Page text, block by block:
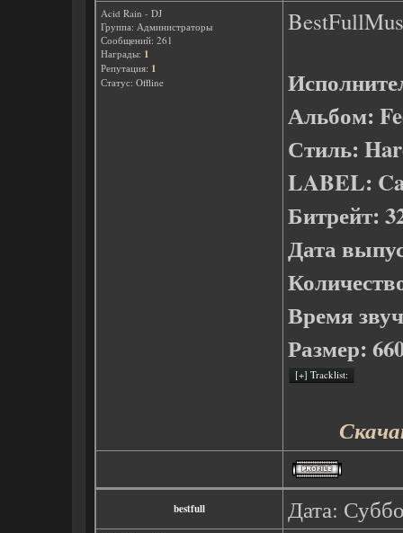
Acid Rain - DJ
Группа: Администраторы
Сообщений: 261
Награды: 1
Репутация: 1
Статус: Offline
Альбом:
Стиль:
LABEL:
Битрейт:
Дата
Время
Размер:
bestfull Дата: